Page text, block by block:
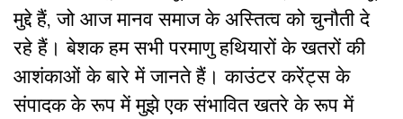
मुद्दे हैं, जो आज मानव समाज के अस्तित्व को चुनौती दे
रहे हैं। बेशक हम सभी परमाणु हथियारों के खतरों की
आशंकाओं के बारे में जानते हैं। काउंटर करेंट्स के
संपादक के रूप में मुझे एक संभावित खतरे के रूप में